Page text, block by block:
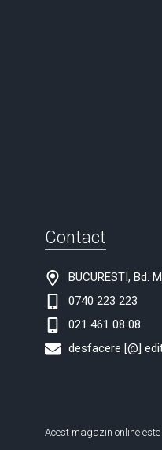
Contact
BUCURESTI, Bd.
0740 223 223
021 461 08 08
desfacere [@]
Acest magazin online